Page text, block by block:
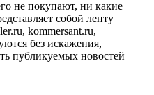
не покупают, ни какие
собой ленту
kommersant.ru,
без искажения,
публикуемых новостей